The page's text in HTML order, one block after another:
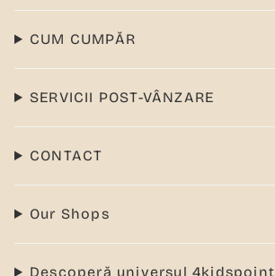
CUM CUMPĂR
SERVICII POST-VÂNZARE
CONTACT
Our Shops
Descoperă universul 4kidspoint